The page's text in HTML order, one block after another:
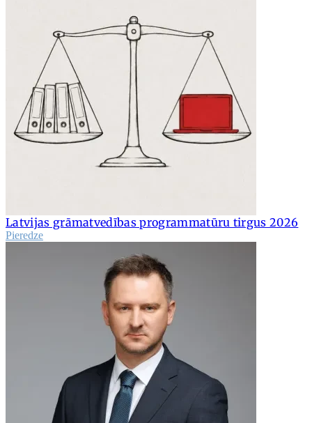
Latvijas grāmatvedības programmatūru tirgus 2026
Pieredze